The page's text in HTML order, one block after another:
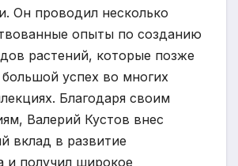
Он проводил несколько
опыты по созданию
растений, которые позже
успех во многих
Благодаря своим
Валерий Кустов внес
вклад в развитие
и получил широкое